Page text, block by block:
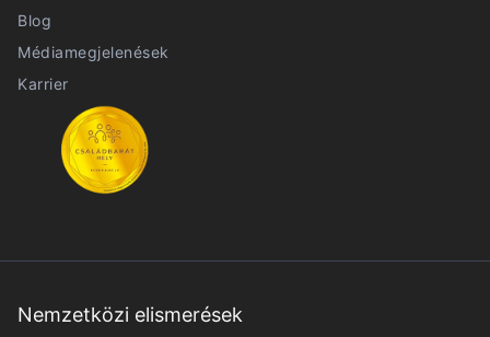
Blog
Médiamegjelenések
Karrier
Nemzetközi elismerések